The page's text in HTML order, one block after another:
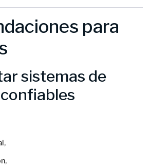
para
sistemas de